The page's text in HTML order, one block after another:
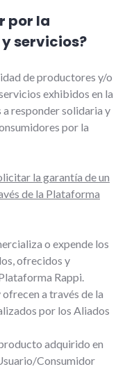
por la
servicios?
de productores y/o
exhibidos en la
responder solidaria y
por la
la garantía de un
de la Plataforma
o expende los
ofrecidos y
Rappi.
a través de la
por los Aliados
adquirido en
Consumidor